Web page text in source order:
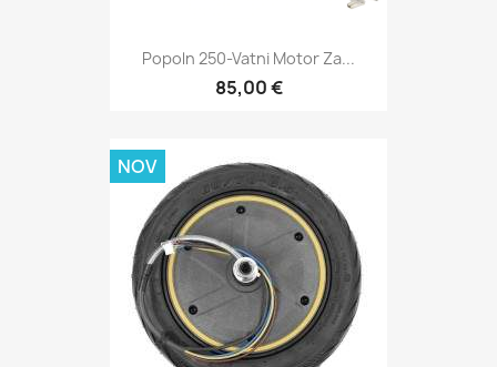
Popoln 250-Vatni Motor Za...
85,00 €
NOV